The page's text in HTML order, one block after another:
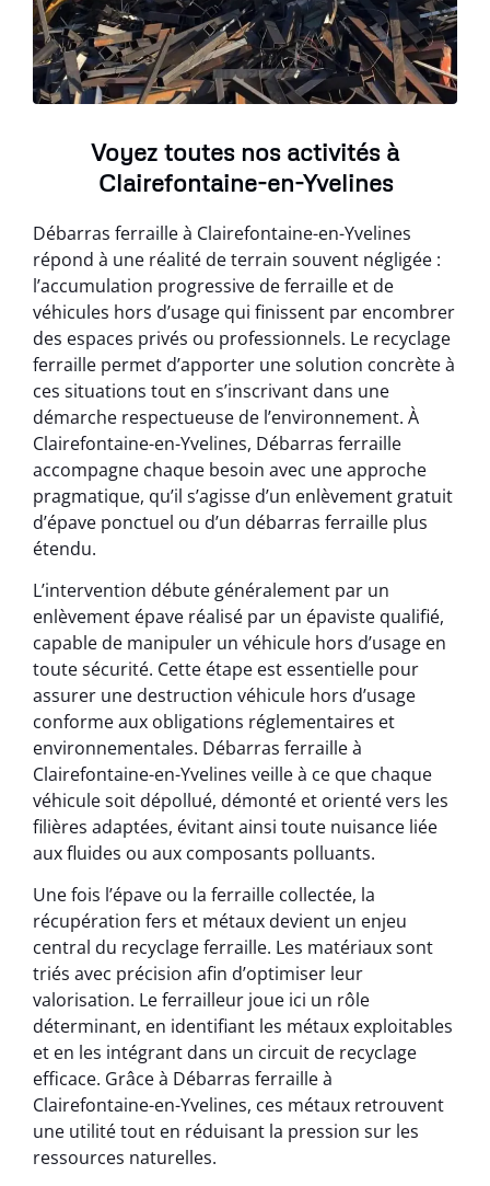
Voyez toutes nos activités à
Clairefontaine-en-Yvelines
Débarras ferraille à Clairefontaine-en-Yvelines
répond à une réalité de terrain souvent négligée :
l’accumulation progressive de ferraille et de
véhicules hors d’usage qui finissent par encombrer
des espaces privés ou professionnels. Le recyclage
ferraille permet d’apporter une solution concrète à
ces situations tout en s’inscrivant dans une
démarche respectueuse de l’environnement. À
Clairefontaine-en-Yvelines, Débarras ferraille
accompagne chaque besoin avec une approche
pragmatique, qu’il s’agisse d’un enlèvement gratuit
d’épave ponctuel ou d’un débarras ferraille plus
étendu.
L’intervention débute généralement par un
enlèvement épave réalisé par un épaviste qualifié,
capable de manipuler un véhicule hors d’usage en
toute sécurité. Cette étape est essentielle pour
assurer une destruction véhicule hors d’usage
conforme aux obligations réglementaires et
environnementales. Débarras ferraille à
Clairefontaine-en-Yvelines veille à ce que chaque
véhicule soit dépollué, démonté et orienté vers les
filières adaptées, évitant ainsi toute nuisance liée
aux fluides ou aux composants polluants.
Une fois l’épave ou la ferraille collectée, la
récupération fers et métaux devient un enjeu
central du recyclage ferraille. Les matériaux sont
triés avec précision afin d’optimiser leur
valorisation. Le ferrailleur joue ici un rôle
déterminant, en identifiant les métaux exploitables
et en les intégrant dans un circuit de recyclage
efficace. Grâce à Débarras ferraille à
Clairefontaine-en-Yvelines, ces métaux retrouvent
une utilité tout en réduisant la pression sur les
ressources naturelles.